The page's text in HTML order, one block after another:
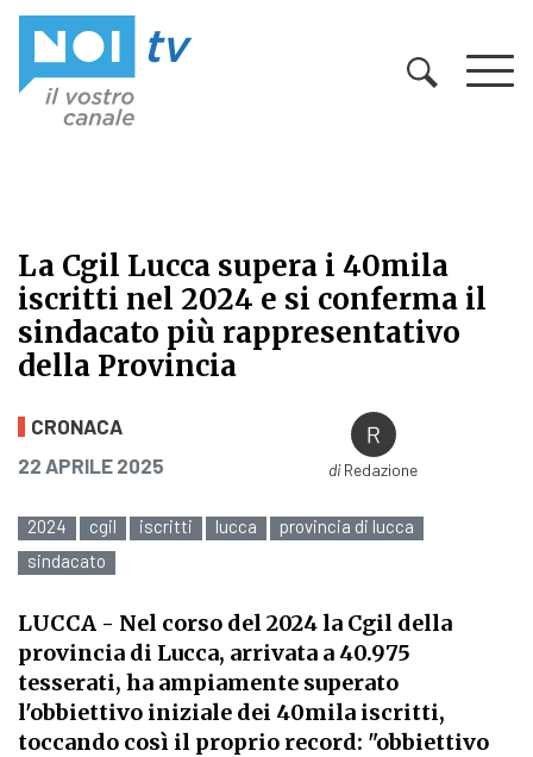
La Cgil Lucca supera i 40mila
iscritti nel 2024 e si conferma il
sindacato più rappresentativo
della Provincia
La Cgil Lucca supera i 40mila
CRONACA
PUBBLICATO IL
22 APRILE 2025 diRedazione
2024 cgil iscritti lucca
provincia di lucca
sindacato
LUCCA - Nel corso del 2024 la Cgil della
provincia di Lucca, arrivata a 40.975
tesserati, ha ampiamente superato
l'obbiettivo iniziale dei 40mila iscritti,
toccando così il proprio record: "obbiettivo